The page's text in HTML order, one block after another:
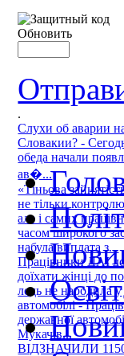
Обновить
.
Слухи об аварии
Словакии? -
обеда начали
ав�...
«Тіньова
не тільки
але і самих
часом широкого
набула виплата з...
Працівники ДАІ
доїхати жінці до
ледь не народила у
автомобілі -
державної
Мукачів...
ВІДЗНАЧИЛИ